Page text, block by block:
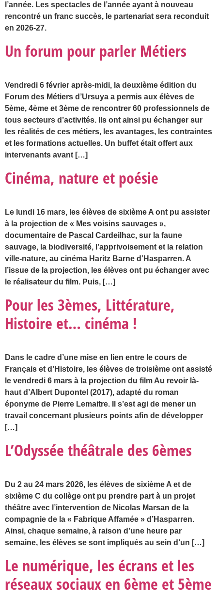
l’année. Les spectacles de l’année ayant à nouveau
rencontré un franc succès, le partenariat sera reconduit
en 2026-27.
Un forum pour parler Métiers
Vendredi 6 février après-midi, la deuxième édition du
Forum des Métiers d’Ursuya a permis aux élèves de
5ème, 4ème et 3ème de rencontrer 60 professionnels de
tous secteurs d’activités. Ils ont ainsi pu échanger sur
les réalités de ces métiers, les avantages, les contraintes
et les formations actuelles. Un buffet était offert aux
intervenants avant […]
Cinéma, nature et poésie
Le lundi 16 mars, les élèves de sixième A ont pu assister
à la projection de « Mes voisins sauvages »,
documentaire de Pascal Cardeilhac, sur la faune
sauvage, la biodiversité, l’apprivoisement et la relation
ville-nature, au cinéma Haritz Barne d’Hasparren. A
l’issue de la projection, les élèves ont pu échanger avec
le réalisateur du film. Puis, […]
Pour les 3èmes, Littérature,
Histoire et… cinéma !
Dans le cadre d’une mise en lien entre le cours de
Français et d’Histoire, les élèves de troisième ont assisté
le vendredi 6 mars à la projection du film Au revoir là-
haut d’Albert Dupontel (2017), adapté du roman
éponyme de Pierre Lemaitre. Il s’est agi de mener un
travail concernant plusieurs points afin de développer
[…]
L’Odyssée théâtrale des 6èmes
Du 2 au 24 mars 2026, les élèves de sixième A et de
sixième C du collège ont pu prendre part à un projet
théâtre avec l’intervention de Nicolas Marsan de la
compagnie de la « Fabrique Affamée » d’Hasparren.
Ainsi, chaque semaine, à raison d’une heure par
semaine, les élèves se sont impliqués au sein d’un […]
Le numérique, les écrans et les
réseaux sociaux en 6ème et 5ème